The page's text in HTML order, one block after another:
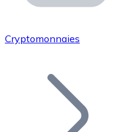
Rejoignez notre
Ajoutez le token
Cryptomonnaies